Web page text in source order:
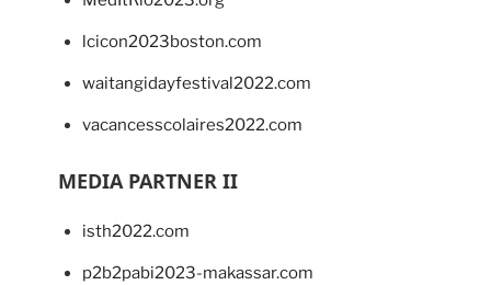
lcicon2023boston.com
waitangidayfestival2022.com
vacancesscolaires2022.com
MEDIA PARTNER II
isth2022.com
p2b2pabi2023-makassar.com